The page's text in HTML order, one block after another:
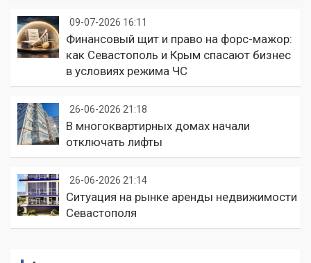
09-07-2026 16:11
Финансовый щит и право на форс-мажор:
как Севастополь и Крым спасают бизнес
в условиях режима ЧС
26-06-2026 21:18
В многоквартирных домах начали
отключать лифты
26-06-2026 21:14
Ситуация на рынке аренды недвижимости
Севастополя